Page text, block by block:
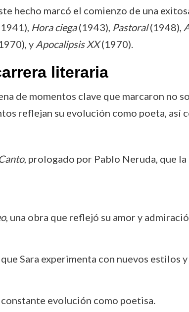
hecho marcó el comienzo de una
Hora ciega(1943), Pastoral(1948),
y Apocalipsis XX(1970).
literaria
de momentos clave que marcaron no
reflejan su evolución como poeta,
, prologado por Pablo Neruda, que
, una obra que reflejó su amor y
que Sara experimenta con nuevos estilos
evolución como poetisa.